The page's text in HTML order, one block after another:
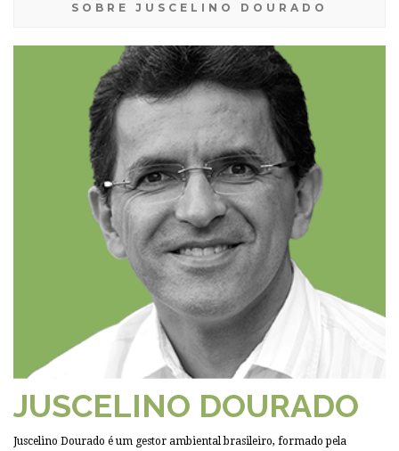
SOBRE JUSCELINO DOURADO
JUSCELINO DOURADO
Juscelino Dourado é um gestor ambiental brasileiro, formado pela